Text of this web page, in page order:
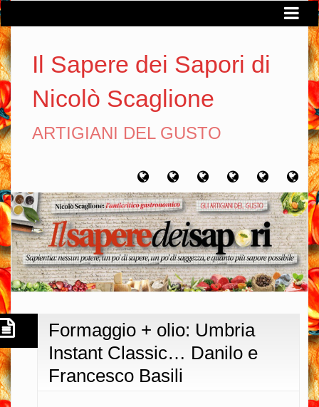
Il Sapere dei Sapori di
Nicolò Scaglione
ARTIGIANI DEL GUSTO
Home Chi
sono
Artigiani
del
gusto
Viaggi
del
gusto
Filosofia
del
gusto
Formaggio + olio: Umbria
Instant Classic… Danilo e
Francesco Basili